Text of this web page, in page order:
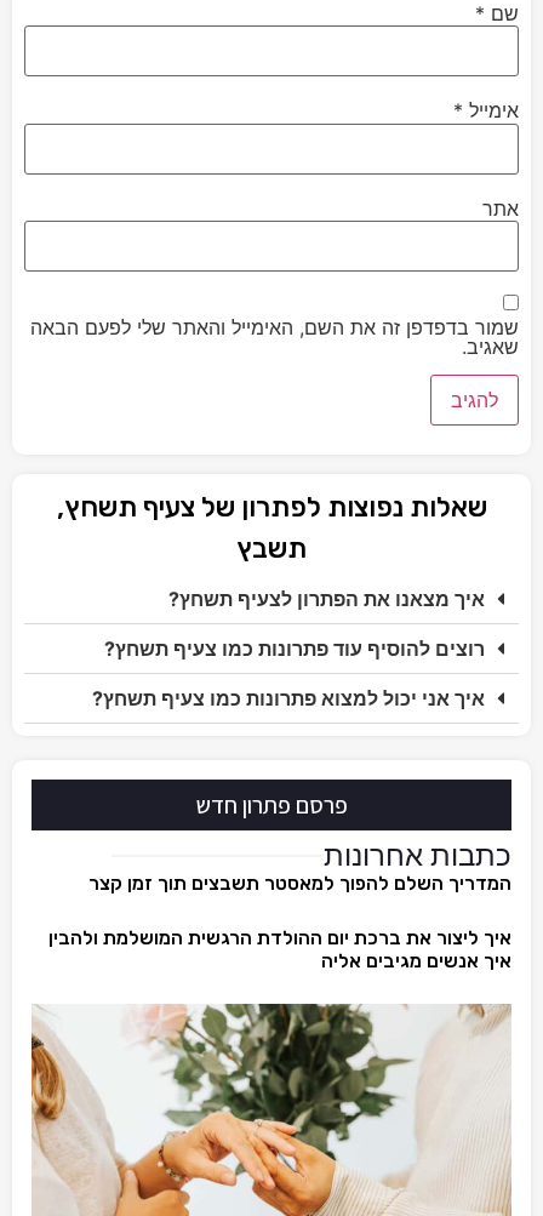
שם *
אימייל *
אתר
שמור בדפדפן זה את השם, האימייל והאתר שלי לפעם הבאה
שאגיב.
שאלות נפוצות לפתרון של צעיף תשחץ,
תשבץ
איך מצאנו את הפתרון לצעיף תשחץ?
רוצים להוסיף עוד פתרונות כמו צעיף תשחץ?
איך אני יכול למצוא פתרונות כמו צעיף תשחץ?
פרסם פתרון חדש
כתבות אחרונות
המדריך השלם להפוך למאסטר תשבצים תוך זמן קצר
איך ליצור את ברכת יום ההולדת הרגשית המושלמת ולהבין
איך אנשים מגיבים אליה